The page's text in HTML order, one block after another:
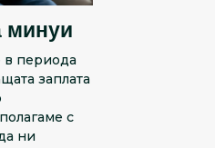
минуи
в периода
заплата
с
ни